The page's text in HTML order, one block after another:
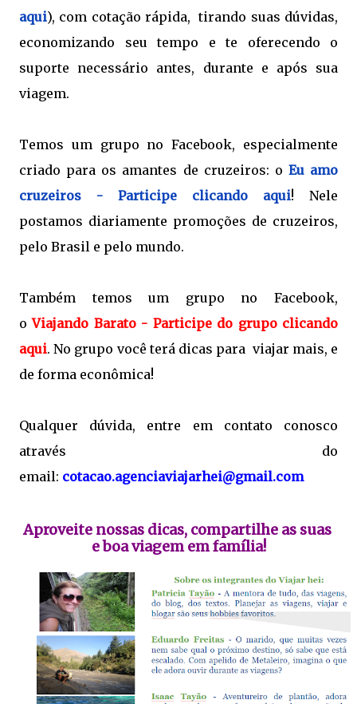
aqui), com cotação rápida, tirando suas dúvidas,
economizando seu tempo e te oferecendo o
suporte necessário antes, durante e após sua
viagem.
Temos um grupo no Facebook, especialmente
criado para os amantes de cruzeiros: o Eu amo
cruzeiros - Participe clicando aqui! Nele
postamos diariamente promoções de cruzeiros,
pelo Brasil e pelo mundo.
Também temos um grupo no Facebook,
oViajando Barato - Participe do grupo clicando
aqui. No grupo você terá dicas para viajar mais, e
de forma econômica!
Qualquer dúvida, entre em contato conosco
através do
email: cotacao.agenciaviajarhei@gmail.com
Aproveite nossas dicas, compartilhe as suas
e boa viagem em família!